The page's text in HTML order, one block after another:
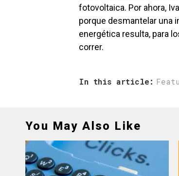
fotovoltaica. Por ahora,
porque desmantelar una
energética resulta, para
correr.
In this article:
You May Also Like